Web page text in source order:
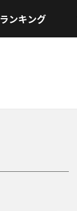
ランキング